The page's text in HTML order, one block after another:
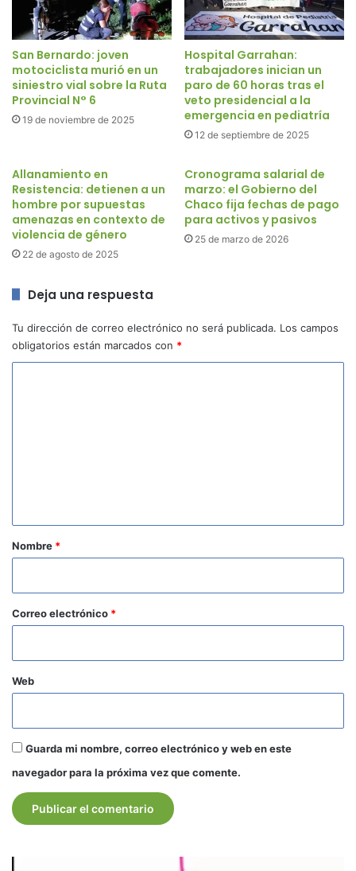
San Bernardo: joven
motociclista murió en un
siniestro vial sobre la Ruta
Provincial N° 6
19 de noviembre de 2025
Hospital Garrahan:
trabajadores inician un
paro de 60 horas tras el
veto presidencial a la
emergencia en pediatría
12 de septiembre de 2025
Allanamiento en
Resistencia: detienen a un
hombre por supuestas
amenazas en contexto de
violencia de género
22 de agosto de 2025
Cronograma salarial de
marzo: el Gobierno del
Chaco fija fechas de pago
para activos y pasivos
25 de marzo de 2026
Deja una respuesta
Tu dirección de correo electrónico no será publicada. Los campos
obligatorios están marcados con *
r
*
Nombre *
Correo electrónico *
Web
Guarda mi nombre, correo electrónico y web en este
navegador para la próxima vez que comente.